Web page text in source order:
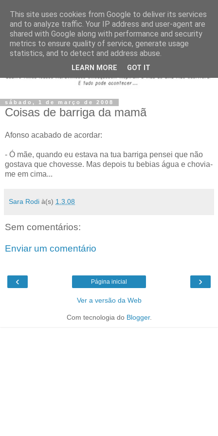
sábado, 1 de março de 2008
Coisas de barriga da mamã
Afonso acabado de acordar:
- Ó mãe, quando eu estava na tua barriga pensei que não
gostava que chovesse. Mas depois tu bebias água e chovia-
me em cima...
Sara Rodi à(s) 1.3.08
Sem comentários:
Enviar um comentário
‹ ›
Página inicial
Ver a versão da Web
Com tecnologia do Blogger.
This site uses cookies from Google to deliver its services
and to analyze traffic. Your IP address and user-agent are
shared with Google along with performance and security
metrics to ensure quality of service, generate usage
statistics, and to detect and address abuse.
LEARN MORE GOT IT